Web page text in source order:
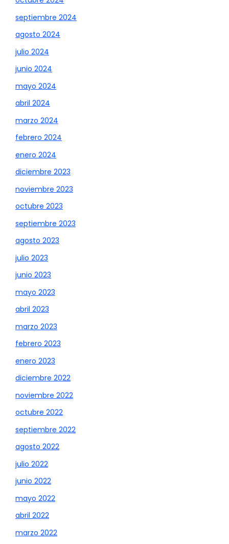
septiembre 2024
agosto 2024
julio 2024
junio 2024
mayo 2024
abril 2024
marzo 2024
febrero 2024
enero 2024
diciembre 2023
noviembre 2023
octubre 2023
septiembre 2023
agosto 2023
julio 2023
junio 2023
mayo 2023
abril 2023
marzo 2023
febrero 2023
enero 2023
diciembre 2022
noviembre 2022
octubre 2022
septiembre 2022
agosto 2022
julio 2022
junio 2022
mayo 2022
abril 2022
marzo 2022